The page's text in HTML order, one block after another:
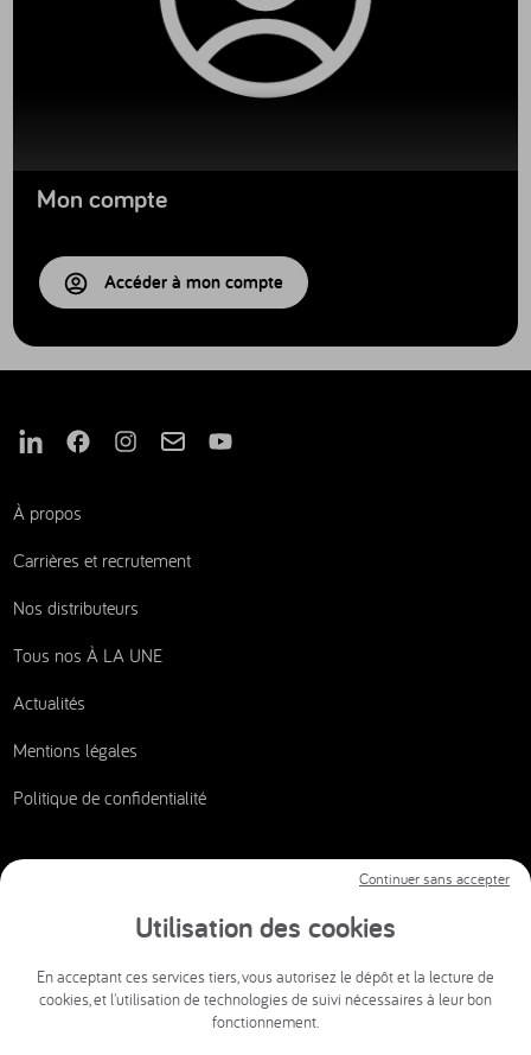
Mon compte
Accéder à mon compte
Nous suivre sur Linkedin
Nous suivre sur Facebook
Nous suivre sur Instagram
Nous suivre sur Mail
Nous suivre sur Youtube
À propos
Carrières et recrutement
Nos distributeurs
Tous nos À LA UNE
Actualités
Mentions légales
Politique de confidentialité
CSI AUDIOVISUEL
info@csi-audiovisuel.com
Utilisation des cookies
En acceptant ces services tiers, vous autorisez le dépôt et la lecture de
cookies, et l'utilisation de technologies de suivi nécessaires à leur bon
fonctionnement.
Continuer sans accepter